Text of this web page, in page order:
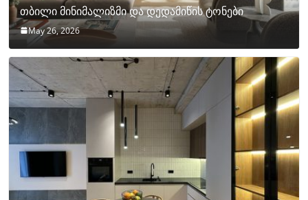
თბილი მინიმალიზმი და დედამიწის ტონები
May 26, 2026